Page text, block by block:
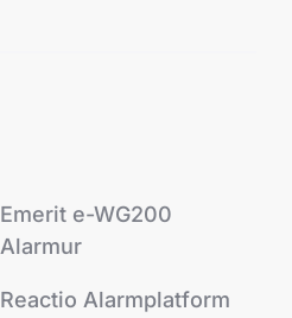
Emerit e-WG200
Alarmur
Reactio Alarmplatform